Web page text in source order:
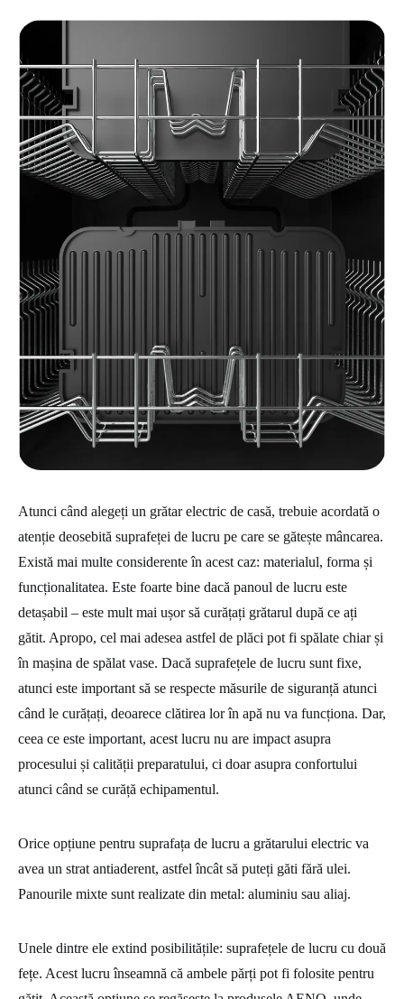
Atunci când alegeți un grătar electric de casă, trebuie acordată o
atenție deosebită suprafeței de lucru pe care se gătește mâncarea.
Există mai multe considerente în acest caz: materialul, forma și
funcționalitatea. Este foarte bine dacă panoul de lucru este
detașabil – este mult mai ușor să curățați grătarul după ce ați
gătit. Apropo, cel mai adesea astfel de plăci pot fi spălate chiar și
în mașina de spălat vase. Dacă suprafețele de lucru sunt fixe,
atunci este important să se respecte măsurile de siguranță atunci
când le curățați, deoarece clătirea lor în apă nu va funcționa. Dar,
ceea ce este important, acest lucru nu are impact asupra
procesului și calității preparatului, ci doar asupra confortului
atunci când se curăță echipamentul.
Orice opțiune pentru suprafața de lucru a grătarului electric va
avea un strat antiaderent, astfel încât să puteți găti fără ulei.
Panourile mixte sunt realizate din metal: aluminiu sau aliaj.
Unele dintre ele extind posibilitățile: suprafețele de lucru cu două
fețe. Acest lucru înseamnă că ambele părți pot fi folosite pentru